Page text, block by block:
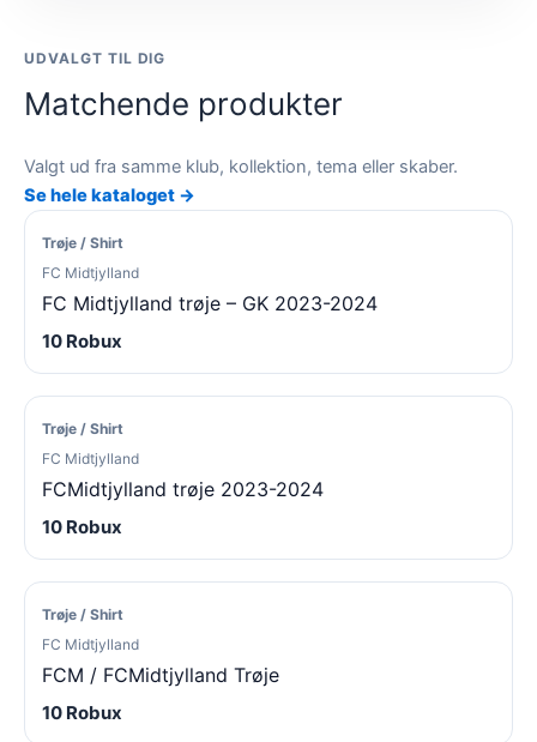
UDVALGT TIL DIG
Matchende produkter
Valgt ud fra samme klub, kollektion, tema eller skaber.
Se hele kataloget →
Trøje / Shirt
FC Midtjylland
FC Midtjylland trøje – GK 2023-2024
10 Robux
Trøje / Shirt
FC Midtjylland
FCMidtjylland trøje 2023-2024
10 Robux
Trøje / Shirt
FC Midtjylland
FCM / FCMidtjylland Trøje
10 Robux